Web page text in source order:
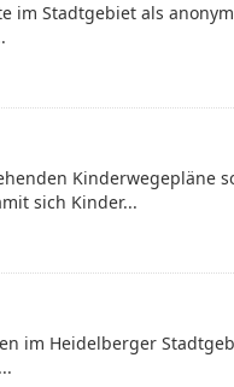
Stadtgebiet als
Kinderwegepläne
sich Kinder...
im Heidelberger